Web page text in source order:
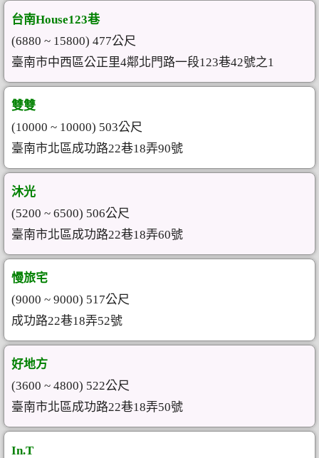
台南House123巷
(6880 ~ 15800) 477公尺
臺南市中西區公正里4鄰北門路一段123巷42號之1
雙雙
(10000 ~ 10000) 503公尺
臺南市北區成功路22巷18弄90號
沐光
(5200 ~ 6500) 506公尺
臺南市北區成功路22巷18弄60號
慢旅宅
(9000 ~ 9000) 517公尺
成功路22巷18弄52號
好地方
(3600 ~ 4800) 522公尺
臺南市北區成功路22巷18弄50號
In.T